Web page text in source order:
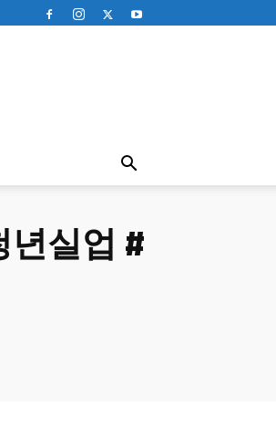
년실업 #